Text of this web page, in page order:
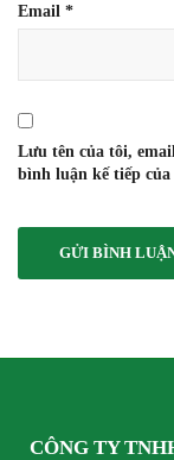
Email *
Lưu tên của tôi,
bình luận kế tiếp của
CÔNG TY